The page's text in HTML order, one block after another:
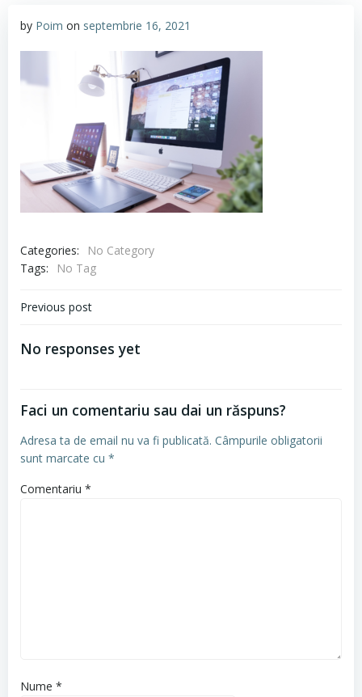
by Poim on septembrie 16, 2021
Categories:
No Category
Tags:
No Tag
Navigare
articole
Previous post
No responses yet
Faci un comentariu sau dai un răspuns?
Adresa ta de email nu va fi publicată. Câmpurile obligatorii
sunt marcate cu *
Comentariu *
Nume *